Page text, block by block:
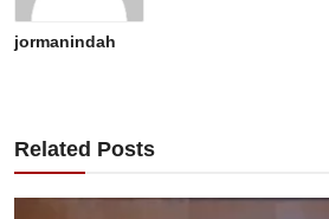
jormanindah
Related Posts